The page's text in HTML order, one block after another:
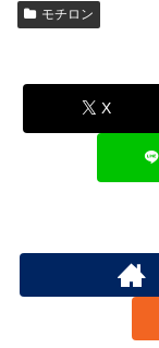
モチロン
X